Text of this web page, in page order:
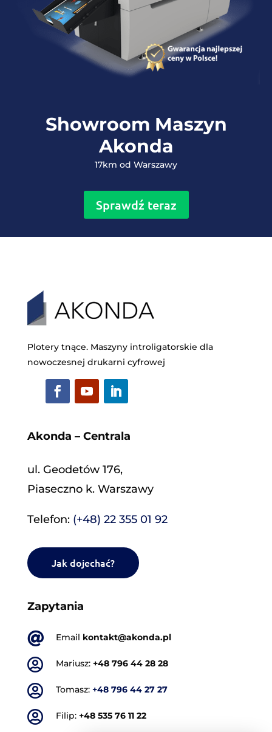
Showroom Maszyn
Akonda
17km od Warszawy
Sprawdź teraz
Plotery tnące. Maszyny introligatorskie dla
nowoczesnej drukarni cyfrowej
Akonda – Centrala
ul. Geodetów 176,
Piaseczno k. Warszawy
Telefon: (+48) 22 355 01 92
Jak dojechać?
Zapytania
 Email kontakt@akonda.pl
 Mariusz: +48 796 44 28 28
 Tomasz: +48 796 44 27 27
 Filip: +48 535 76 11 22